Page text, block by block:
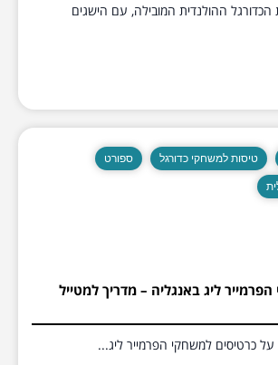
הכדורגל ההולנדית המובילה, עם הישגים
טיסות למשחקי כדורגל ספורט
ליג באנגליה – מדריך למטייל
כרטיסים למשחקי הפרמייר ליג...